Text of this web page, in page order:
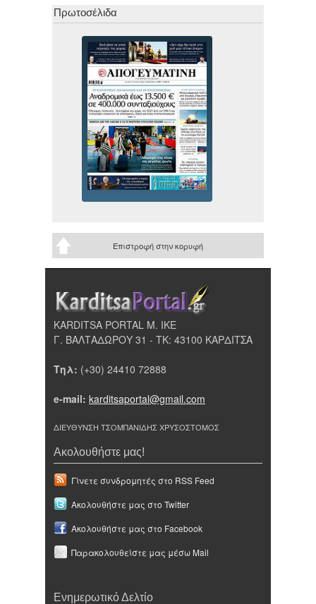
Πρωτοσέλιδα
Επιστροφή στην κορυφή
KARDITSA PORTAL Μ. ΙΚΕ
Γ. ΒΑΛΤΑΔΩΡΟΥ 31 - ΤΚ: 43100 ΚΑΡΔΙΤΣΑ
Τηλ: (+30) 24410 72888
e-mail: karditsaportal@gmail.com
ΔΙΕΥΘΥΝΣΗ ΤΣΟΜΠΑΝΙΔΗΣ ΧΡΥΣΟΣΤΟΜΟΣ
Ακολουθήστε μας!
Γίνετε συνδρομητές στο RSS Feed
Ακολουθήστε μας στο Twitter
Ακολουθήστε μας στο Facebook
Παρακολουθείστε μας μέσω Mail
Ενημερωτικό Δελτίο